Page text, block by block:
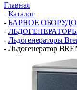
Главная
- Каталог
- БАРНОЕ
-
- Льдогенераторы
- Льдогенератор